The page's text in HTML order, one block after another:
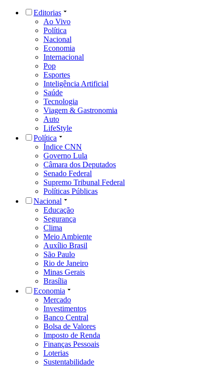
Editorias
Ao Vivo
Política
Nacional
Economia
Internacional
Pop
Esportes
Inteligência Artificial
Saúde
Tecnologia
Viagem & Gastronomia
Auto
LifeStyle
Política
Índice CNN
Governo Lula
Câmara dos Deputados
Senado Federal
Supremo Tribunal Federal
Políticas Públicas
Nacional
Educação
Segurança
Clima
Meio Ambiente
Auxílio Brasil
São Paulo
Rio de Janeiro
Minas Gerais
Brasília
Economia
Mercado
Investimentos
Banco Central
Bolsa de Valores
Imposto de Renda
Finanças Pessoais
Loterias
Sustentabilidade